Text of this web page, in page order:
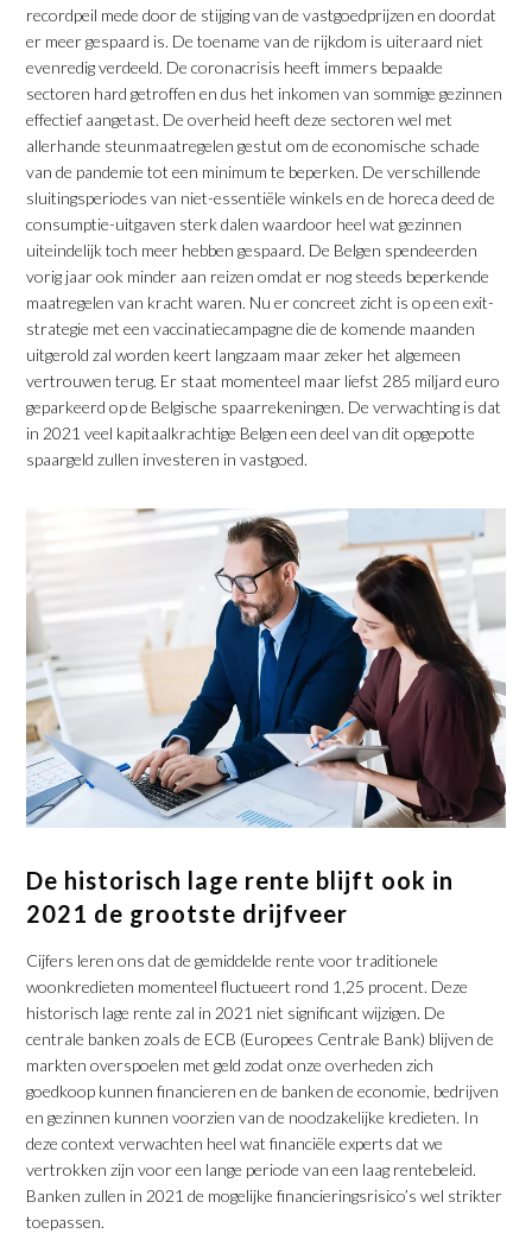
recordpeil mede door de stijging van de vastgoedprijzen en doordat
er meer gespaard is. De toename van de rijkdom is uiteraard niet
evenredig verdeeld. De coronacrisis heeft immers bepaalde
sectoren hard getroffen en dus het inkomen van sommige gezinnen
effectief aangetast. De overheid heeft deze sectoren wel met
allerhande steunmaatregelen gestut om de economische schade
van de pandemie tot een minimum te beperken. De verschillende
sluitingsperiodes van niet-essentiële winkels en de horeca deed de
consumptie-uitgaven sterk dalen waardoor heel wat gezinnen
uiteindelijk toch meer hebben gespaard. De Belgen spendeerden
vorig jaar ook minder aan reizen omdat er nog steeds beperkende
maatregelen van kracht waren. Nu er concreet zicht is op een exit-
strategie met een vaccinatiecampagne die de komende maanden
uitgerold zal worden keert langzaam maar zeker het algemeen
vertrouwen terug. Er staat momenteel maar liefst 285 miljard euro
geparkeerd op de Belgische spaarrekeningen. De verwachting is dat
in 2021 veel kapitaalkrachtige Belgen een deel van dit opgepotte
spaargeld zullen investeren in vastgoed.
De historisch lage rente blijft ook in
2021 de grootste drijfveer
Cijfers leren ons dat de gemiddelde rente voor traditionele
woonkredieten momenteel fluctueert rond 1,25 procent. Deze
historisch lage rente zal in 2021 niet significant wijzigen. De
centrale banken zoals de ECB (Europees Centrale Bank) blijven de
markten overspoelen met geld zodat onze overheden zich
goedkoop kunnen financieren en de banken de economie, bedrijven
en gezinnen kunnen voorzien van de noodzakelijke kredieten. In
deze context verwachten heel wat financiële experts dat we
vertrokken zijn voor een lange periode van een laag rentebeleid.
Banken zullen in 2021 de mogelijke financieringsrisico’s wel strikter
toepassen.